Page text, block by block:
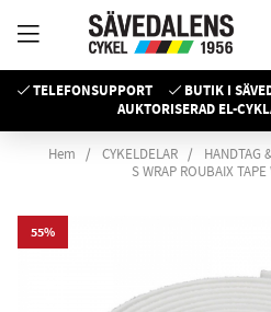
TELEFONSUPPORT BUTIK I
AUKTORISERAD EL-
Hem CYKELDELAR HANDTAG
S WRAP ROUBAIX
55